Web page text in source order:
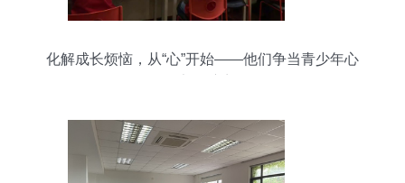
化解成长烦恼，从“心”开始——他们争当青少年心